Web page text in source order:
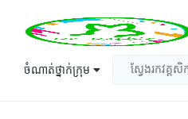
ចំណាត់ថ្នាក់ក្រុម